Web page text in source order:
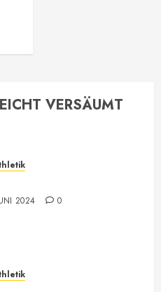
VERSÄUMT
2024 0